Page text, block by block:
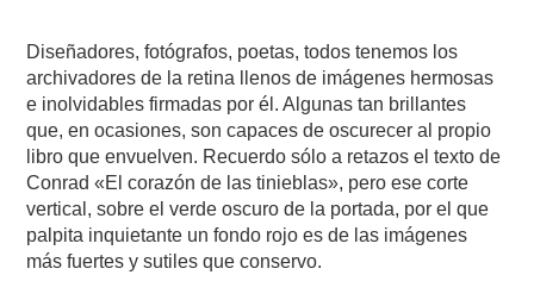
Diseñadores, fotógrafos, poetas, todos tenemos los
archivadores de la retina llenos de imágenes hermosas
e inolvidables firmadas por él. Algunas tan brillantes
que, en ocasiones, son capaces de oscurecer al propio
libro que envuelven. Recuerdo sólo a retazos el texto de
Conrad «El corazón de las tinieblas», pero ese corte
vertical, sobre el verde oscuro de la portada, por el que
palpita inquietante un fondo rojo es de las imágenes
más fuertes y sutiles que conservo.